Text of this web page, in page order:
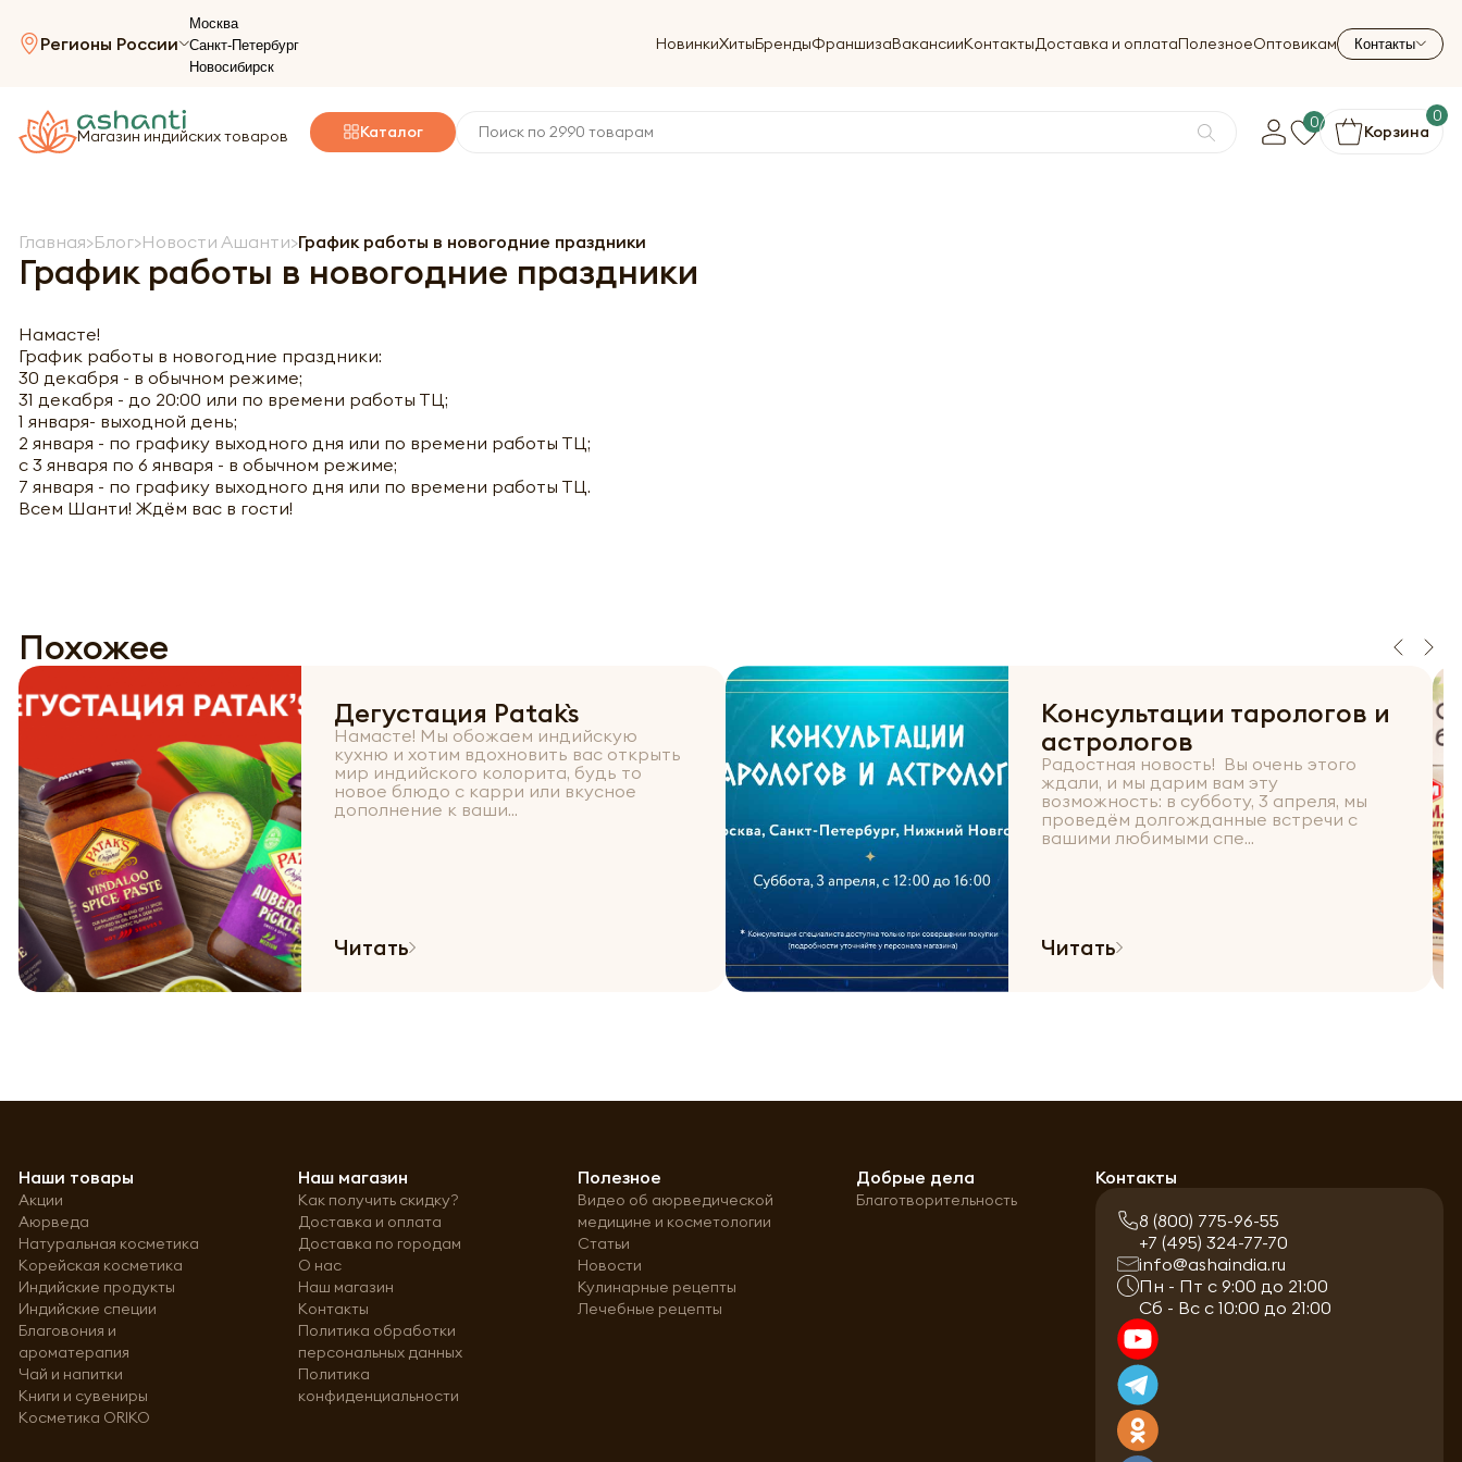
Регионы России
Москва
Санкт-Петербург
Новосибирск
НовинкиХитыБрендыФраншизаВакансииКонтактыДоставка и оплатаПолезноеОптовикам Контакты
Магазин индийских товаров Каталог 0 Корзина
0
Главная Блог Новости Ашанти График работы в новогодние праздники
График работы в новогодние праздники
Намасте!
График работы в новогодние праздники:
30 декабря - в обычном режиме;
31 декабря - до 20:00 или по времени работы ТЦ;
1 января- выходной день;
2 января - по графику выходного дня или по времени работы ТЦ;
с 3 января по 6 января - в обычном режиме;
7 января - по графику выходного дня или по времени работы ТЦ.
Всем Шанти! Ждём вас в гости!
Похожее
Дегустация Patak`s
Намасте! Мы обожаем индийскую
кухню и хотим вдохновить вас открыть
мир индийского колорита, будь то
новое блюдо с карри или вкусное
дополнение к ваши...
Читать
Консультации тарологов и
астрологов
Радостная новость! Вы очень этого
ждали, и мы дарим вам эту
возможность: в субботу, 3 апреля, мы
проведём долгожданные встречи с
вашими любимыми спе...
Читать
Наши товары
Акции
Аюрведа
Натуральная косметика
Корейская косметика
Индийские продукты
Индийские специи
Благовония и
ароматерапия
Чай и напитки
Книги и сувениры
Косметика ORIKO
Наш магазин
Как получить скидку?
Доставка и оплата
Доставка по городам
О нас
Наш магазин
Контакты
Политика обработки
персональных данных
Политика
конфиденциальности
Полезное
Видео об аюрведической
медицине и косметологии
Статьи
Новости
Кулинарные рецепты
Лечебные рецепты
Добрые дела
Благотворительность
Контакты
8 (800) 775-96-55
+7 (495) 324-77-70
info@ashaindia.ru
Пн - Пт с 9:00 до 21:00
Сб - Вс с 10:00 до 21:00